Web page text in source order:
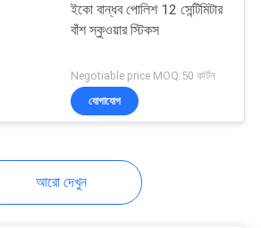
ইকো বান্ধব পোলিশ 12 সেন্টিমিটার
বাঁশ স্কুওয়ার স্টিকস
Negotiable price MOQ:50 কার্টন
যোগাযোগ
আরো দেখুন